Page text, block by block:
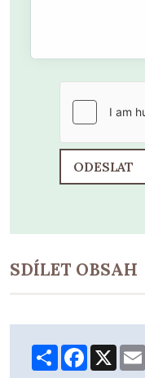
ODESLAT
SDÍLET OBSAH
ShareFacebook
X